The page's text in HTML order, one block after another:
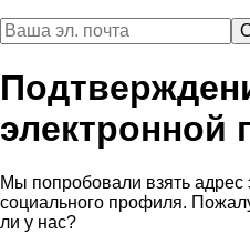
электронной
Мы попробовали взять адрес
социального профиля.
ли у нас?